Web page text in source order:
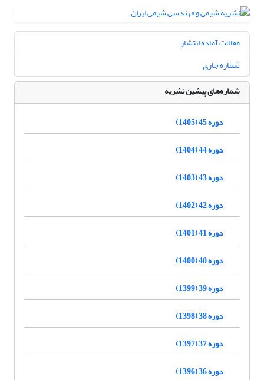
مقالات آماده انتشار
شماره جاری
شماره‌های پیشین نشریه
دوره 45 (1405)
دوره 44 (1404)
دوره 43 (1403)
دوره 42 (1402)
دوره 41 (1401)
دوره 40 (1400)
دوره 39 (1399)
دوره 38 (1398)
دوره 37 (1397)
دوره 36 (1396)